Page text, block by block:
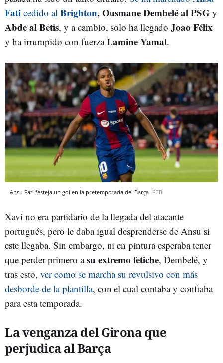
Fati cedido al Brighton, Ousmane Dembelé al PSG y
Abde al Betis, y a cambio, solo ha llegado Joao Félix
y ha irrumpido con fuerzaLamine Yamal.
Ansu Fati festeja un gol en la pretemporada del Barça FCB
Xavi no era partidario de la llegada del atacante
portugués, pero le daba igual desprenderse de Ansu si
este llegaba. Sin embargo, ni en pintura esperaba tener
que perder primero asu extremo fetiche, Dembelé, y
tras esto, ver como se marcha su revulsivo con más
desborde de la plantilla, con el cual contaba y confiaba
para esta temporada.
La venganza del Girona que
perjudica al Barça